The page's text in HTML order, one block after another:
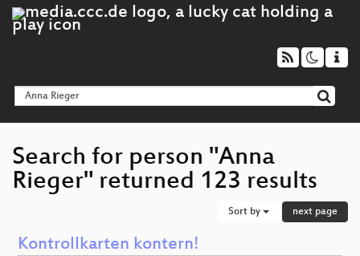
Search for person "Anna
Rieger" returned 123 results
Sort by next page
Kontrollkarten kontern!